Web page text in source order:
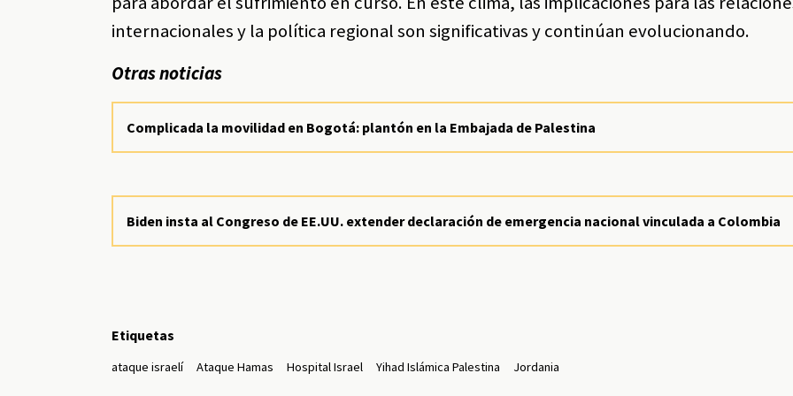
internacionales y la política regional son significativas y continúan evolucionando.
Otras noticias
Complicada la movilidad en Bogotá: plantón en la Embajada de Palestina
Biden insta al Congreso de EE.UU. extender declaración de emergencia nacional vinculada a Colombia
Etiquetas
ataque israelí Ataque Hamas Hospital Israel Yihad Islámica Palestina Jordania